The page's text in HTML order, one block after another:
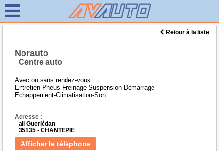
Retour à la liste
Norauto
Centre auto
Avec ou sans rendez-vous
Entretien-Pneus-Freinage-Suspension-Démarrage
Echappement-Climatisation-Son
Adresse :
all Guerlédan
35135 - CHANTEPIE
Afficher le téléphone